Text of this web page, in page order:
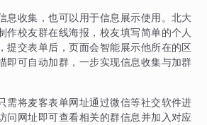
息收集，也可以用于信息展示使用。北大
作校友群在线海报，校友填写简单的个人
提交表单后，页面会智能展示他所在的区
即可自动加群，一步实现信息收集与加群
需将麦客表单网址通过微信等社交软件进
问网址即可查看相关的群信息并加入对应